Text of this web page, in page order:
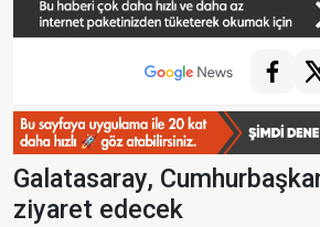
Galatasaray,
ziyaret edecek